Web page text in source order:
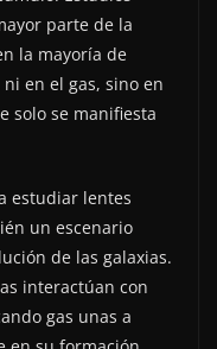
parte de la
la mayoría de
en el gas, sino en
solo se manifiesta
estudiar lentes
un escenario
de las galaxias.
interactúan con
gas unas a